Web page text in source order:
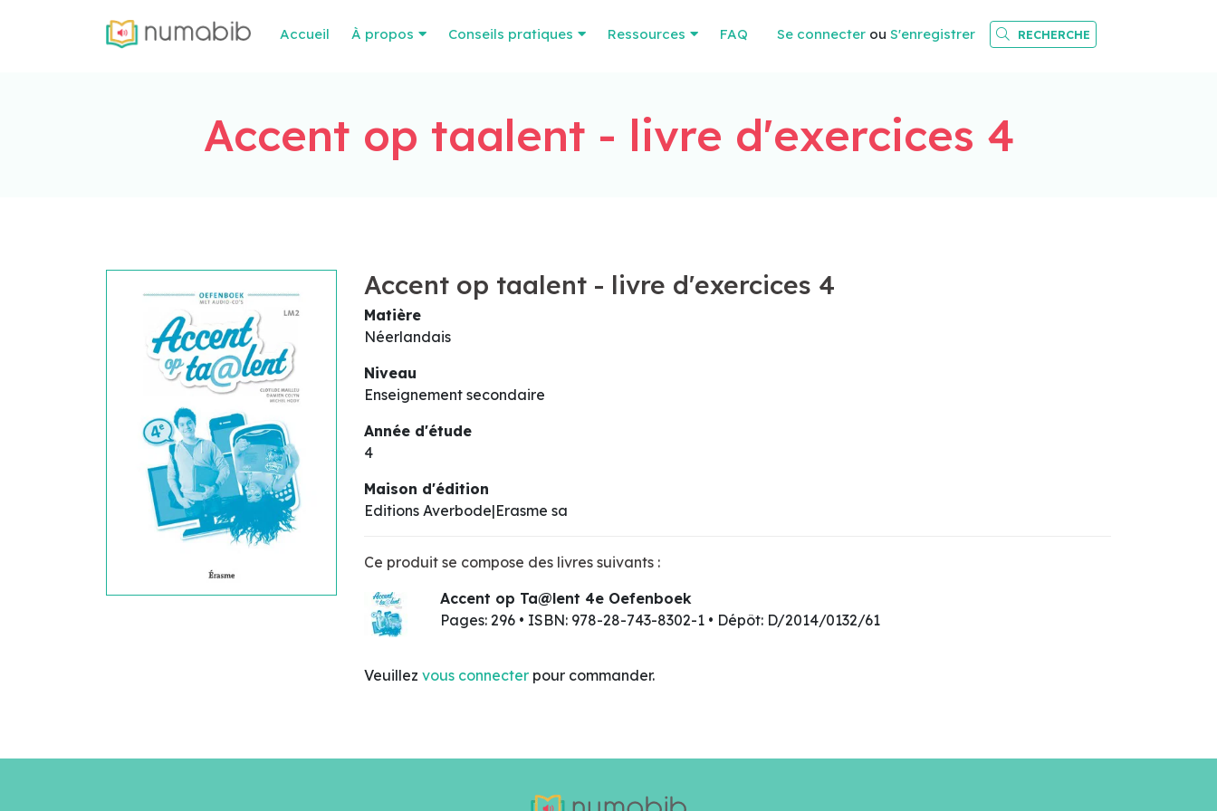
Accueil À propos Conseils pratiques Ressources FAQ Se connecter ou S'enregistrer RECHERCHE
Accent op taalent - livre d'exercices 4
Accent op taalent - livre d'exercices 4
Matière
Néerlandais
Niveau
Enseignement secondaire
Année d'étude
4
Maison d'édition
Editions Averbode|Erasme sa
Ce produit se compose des livres suivants :
Accent op Ta@lent 4e Oefenboek
Pages: 296 • ISBN: 978-28-743-8302-1 • Dépôt: D/2014/0132/61
Veuillez vous connecter pour commander.